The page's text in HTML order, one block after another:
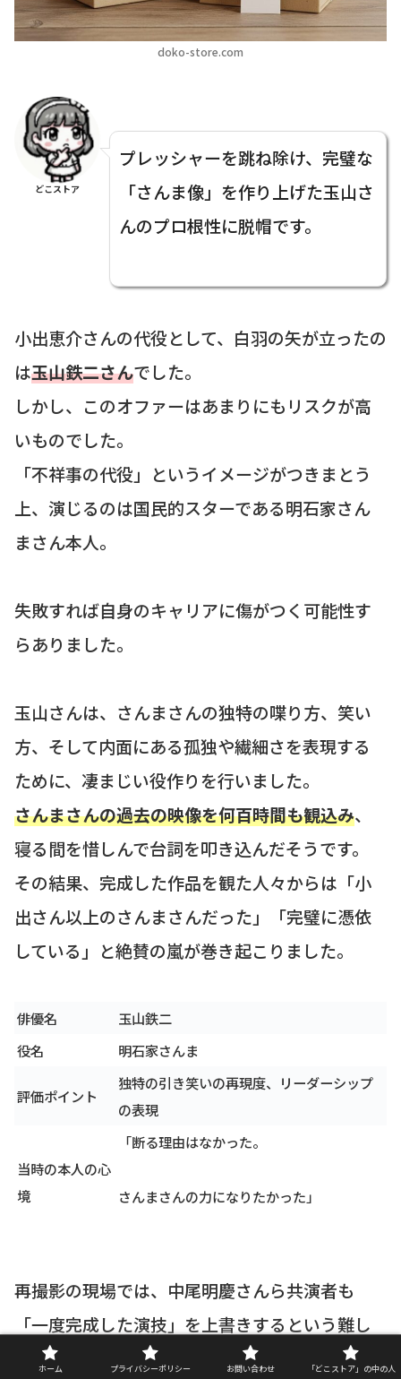
doko-store.com
どこストア
プレッシャーを跳ね除け、完璧な
「さんま像」を作り上げた玉山さ
んのプロ根性に脱帽です。
小出恵介さんの代役として、白羽の矢が立ったの
は玉山鉄二さんでした。
しかし、このオファーはあまりにもリスクが高
いものでした。
「不祥事の代役」というイメージがつきまとう
上、演じるのは国民的スターである明石家さん
まさん本人。
失敗すれば自身のキャリアに傷がつく可能性す
らありました。
玉山さんは、さんまさんの独特の喋り方、笑い
方、そして内面にある孤独や繊細さを表現する
ために、凄まじい役作りを行いました。
さんまさんの過去の映像を何百時間も観込み、
寝る間を惜しんで台詞を叩き込んだそうです。
その結果、完成した作品を観た人々からは「小
出さん以上のさんまさんだった」「完璧に憑依
している」と絶賛の嵐が巻き起こりました。
俳優名
玉山鉄二
役名
明石家さんま
評価ポイント
独特の引き笑いの再現度、リーダーシップ
の表現
当時の本人の心
境
「断る理由はなかった。
さんまさんの力になりたかった」
再撮影の現場では、中尾明慶さんら共演者も
「一度完成した演技」を上書きするという難し
い作業を強いられましたが、玉山さんの熱意に
ホーム プライバシーポリシー お問い合わせ 「どこストア」の中の人